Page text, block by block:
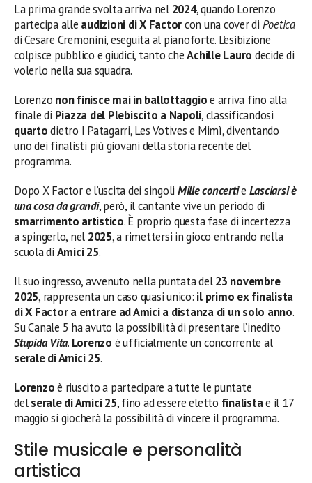
La prima grande svolta arriva nel 2024, quando Lorenzo
partecipa alle audizioni di X Factorcon una cover di Poetica
di Cesare Cremonini, eseguita al pianoforte. L’esibizione
colpisce pubblico e giudici, tanto cheAchille Lauro decide di
volerlo nella sua squadra.
Lorenzo non finisce mai in ballottaggioe arriva fino alla
finale di Piazza del Plebiscito a Napoli, classificandosi
quartodietro I Patagarri, Les Votives e Mimì, diventando
uno dei finalisti più giovani della storia recente del
programma.
Dopo X Factor e l’uscita dei singoli Mille concertie Lasciarsi è
una cosa da grandi, però, il cantante vive un periodo di
smarrimento artistico. È proprio questa fase di incertezza
a spingerlo, nel 2025, a rimettersi in gioco entrando nella
scuola di Amici 25.
Il suo ingresso, avvenuto nella puntata del23 novembre
2025, rappresenta un caso quasi unico: il primo ex finalista
di X Factor a entrare ad Amici a distanza di un solo anno.
Su Canale 5 ha avuto la possibilità di presentare l’inedito
Stupida Vita. Lorenzo è ufficialmente un concorrente al
serale di Amici 25.
Lorenzoè riuscito a partecipare a tutte le puntate
delserale di Amici 25, fino ad essere eletto finalistae il 17
maggio si giocherà la possibilità di vincere il programma.
Stile musicale e personalità
artistica